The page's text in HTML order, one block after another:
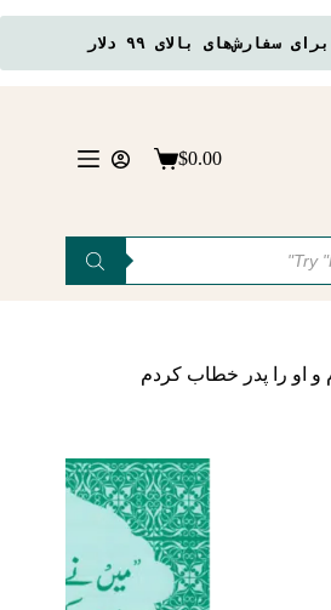
بالای ۹۹ دلار
سبد$0.00
او را پدر خطاب کردم